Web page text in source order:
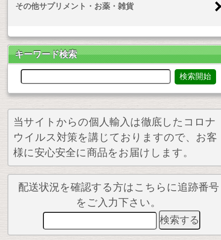
その他サプリメント・お薬・雑貨
キーワード検索
当サイトからの個人輸入は徹底したコロナ
ウイルス対策を講じておりますので、お客
様に安心安全に商品をお届けします。
配送状況を確認する方はこちらに追跡番号
をご入力下さい。